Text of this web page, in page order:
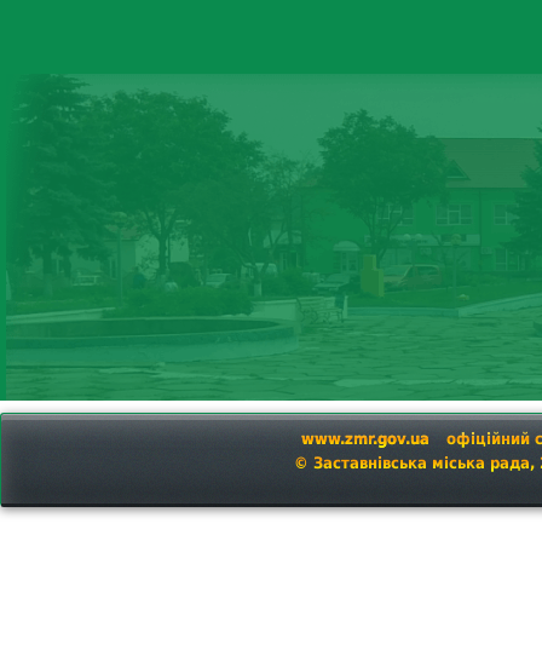
www.zmr.gov.ua
офіційний
© Заставнівська міська рада,